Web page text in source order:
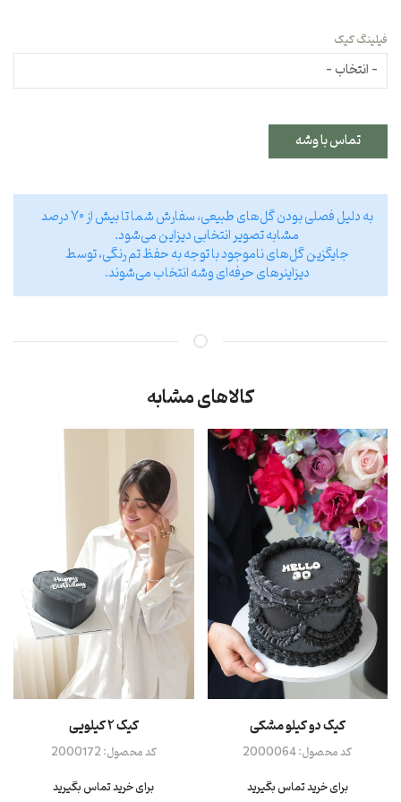
فیلینگ کیک
تماس با وشه
به دلیل فصلی بودن گل‌های طبیعی، سفارش شما تا بیش از ۷۰ درصد
مشابه تصویر انتخابی دیزاین می‌شود.
جایگزین گل‌های ناموجود با توجه به حفظ تم رنگی، توسط
دیزاینر‌های حرفه‌ای وشه انتخاب می‌شوند.
کالاهای مشابه
کیک دو کیلو مشکی
برای خرید تماس بگیرید
کد محصول:2000064
کیک ۲ کیلویی
برای خرید تماس بگیرید
کد محصول:2000172